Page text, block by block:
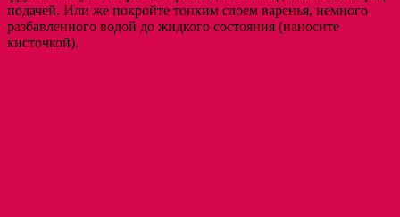
подачей. Или же покройте тонким слоем варенья, немного
разбавленного водой до жидкого состояния (наносите
кисточкой).